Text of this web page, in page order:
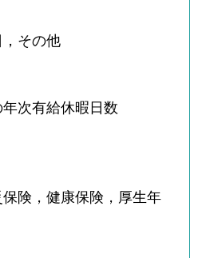
その他
次有給休暇日数
険，健康保険，厚生年